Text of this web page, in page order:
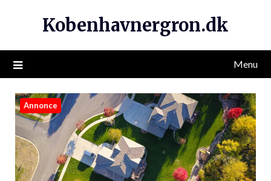
Kobenhavnergron.dk
Menu
Annonce